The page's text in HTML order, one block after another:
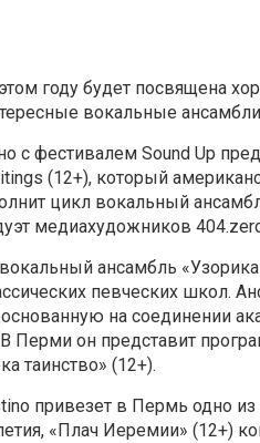
году будет посвящена
вокальные
с фестивалем Sound Up
(12+), который
цикл вокальный
медиахудожников
ансамбль
певческих школ.
на соединении
Перми он представит
таинство» (12+).
привезет в Пермь одно
«Плач Иеремии» (12+)